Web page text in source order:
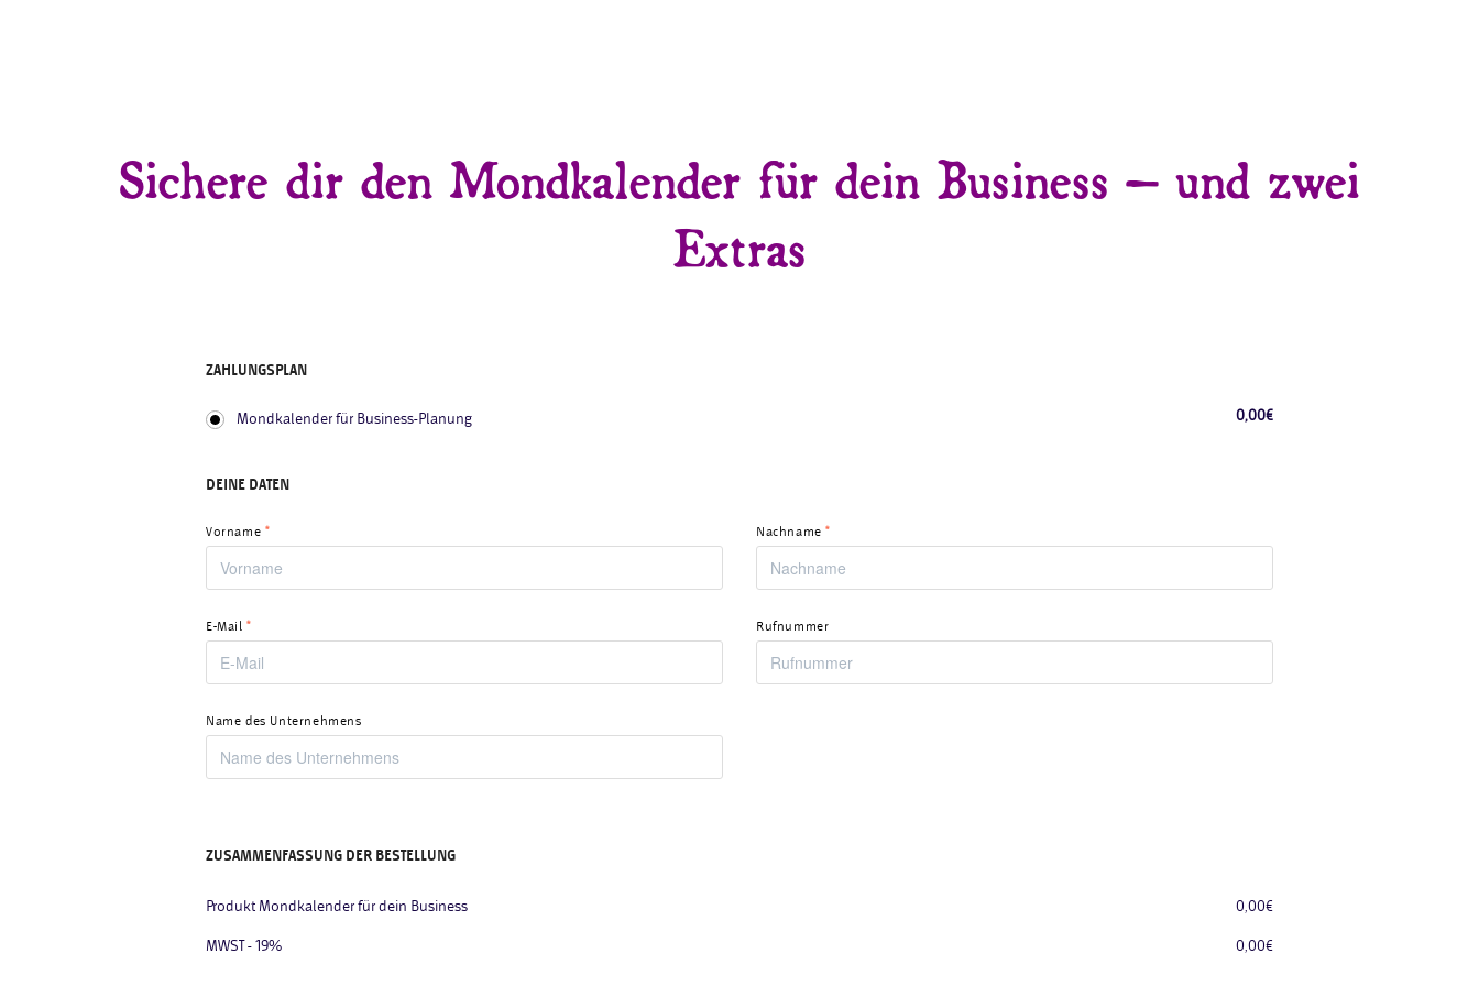
Sichere dir den Mondkalender für dein Business – und zwei
Extras
ZAHLUNGSPLAN
Mondkalender für Business-Planung 0,00€
DEINE DATEN
Vorname * Nachname*
E-Mail* Rufnummer
Name des Unternehmens
ZUSAMMENFASSUNG DER BESTELLUNG
Produkt Mondkalender für dein Business 0,00€
MWST - 19% 0,00€